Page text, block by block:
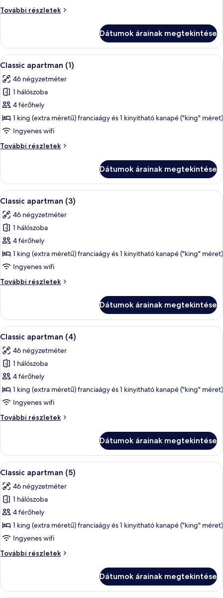
(2)
További részletek
Classic
részletei
Dátumok árainak megtekintése
A
következő
szoba
összes
képének
megtekintése:
Classic
(1)
Egy modern étkező, ahol egy
6
Classic apartman (1)
46 négyzetméter
1 hálószoba
4 férőhely
1 king (extra méretű) franciaágy és 1 kinyitható kanapé ("king" méret)
Ingyenes wifi
További részletek
Classic
részletei
Dátumok árainak megtekintése
A
következő
szoba
összes
képének
megtekintése:
Classic
(3)
Egy modern étkező, ahol egy
6
Classic apartman (3)
46 négyzetméter
1 hálószoba
4 férőhely
1 king (extra méretű) franciaágy és 1 kinyitható kanapé ("king" méret)
Ingyenes wifi
További részletek
Classic
részletei
Dátumok árainak megtekintése
A
következő
szoba
összes
képének
megtekintése:
Classic
(4)
Egy modern étkező, ahol egy
6
Classic apartman (4)
46 négyzetméter
1 hálószoba
4 férőhely
1 king (extra méretű) franciaágy és 1 kinyitható kanapé ("king" méret)
Ingyenes wifi
További részletek
Classic
részletei
Dátumok árainak megtekintése
A
következő
szoba
összes
képének
megtekintése:
Classic
(5)
Egy modern étkező, ahol egy
6
Classic apartman (5)
46 négyzetméter
1 hálószoba
4 férőhely
1 king (extra méretű) franciaágy és 1 kinyitható kanapé ("king" méret)
Ingyenes wifi
További részletek
Classic
részletei
Dátumok árainak megtekintése